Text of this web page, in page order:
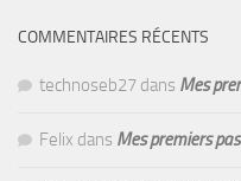
COMMENTAIRES RÉCENTS
technoseb27 dans Mes
Felix dans Mes premiers